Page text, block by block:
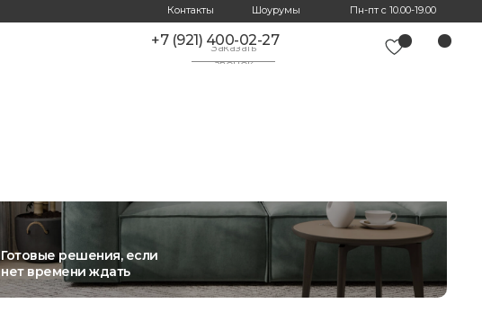
+7 (921) 400-02-27
Заказать
звонок
Пн-пт с 10.00-19.00
Контакты Шоурумы
Готовые решения, если
нет времени ждать